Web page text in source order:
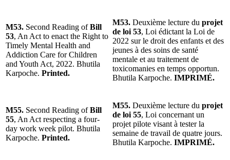
M53. Second Reading ofBill
53, An Act to enact the Right to
Timely Mental Health and
Addiction Care for Children
and Youth Act, 2022. Bhutila
Karpoche. Printed.
M53. Deuxième lecture du projet
de loi 53, Loi édictant la Loi de
2022 sur le droit des enfants et des
jeunes à des soins de santé
mentale et au traitement de
toxicomanies en temps opportun.
Bhutila Karpoche. IMPRIMÉ.
M55. Second Reading ofBill
55, An Act respecting a four-
day work week pilot. Bhutila
Karpoche. Printed.
M55. Deuxième lecture du projet
de loi 55, Loi concernant un
projet pilote visant à tester la
semaine de travail de quatre jours.
Bhutila Karpoche. IMPRIMÉ.